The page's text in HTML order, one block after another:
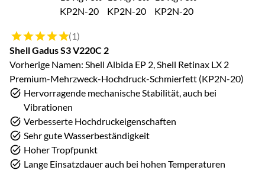
Bewertung: 5 von 5 (1 Bewertungen)
(1)
Shell Gadus S3 V220C 2
Vorherige Namen: Shell Albida EP 2, Shell Retinax LX 2
Premium-Mehrzweck-Hochdruck-Schmierfett (KP2N-20)
Hervorragende mechanische Stabilität, auch bei
Vibrationen
Verbesserte Hochdruckeigenschaften
Sehr gute Wasserbeständigkeit
Hoher Tropfpunkt
Lange Einsatzdauer auch bei hohen Temperaturen